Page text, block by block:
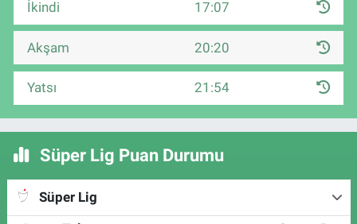
İkindi 17:07
Akşam 20:20
Yatsı 21:54
Süper Lig Puan Durumu
Süper Lig